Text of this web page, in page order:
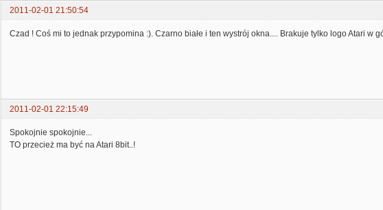
2011-02-01 21:50:54
Czad ! Coś mi to jednak przypomina :). Czarno białe i ten wystrój okna.... Brakuje tylko logo Atari w
2011-02-01 22:15:49
Spokojnie spokojnie...
TO przecież ma być na Atari 8bit..!